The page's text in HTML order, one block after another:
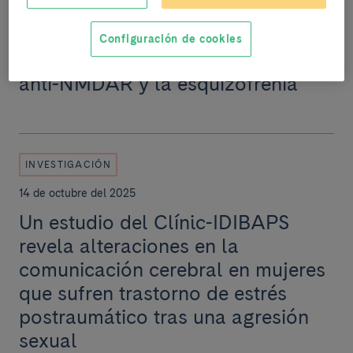
Un estudio del Clínic-IDIBAPS
identifica similitudes y diferencias
moleculares entre la encefalitis
anti-NMDAR y la esquizofrenia
INVESTIGACIÓN
14 de octubre del 2025
Un estudio del Clínic-IDIBAPS
revela alteraciones en la
comunicación cerebral en mujeres
que sufren trastorno de estrés
postraumático tras una agresión
sexual
Configuración de cookies